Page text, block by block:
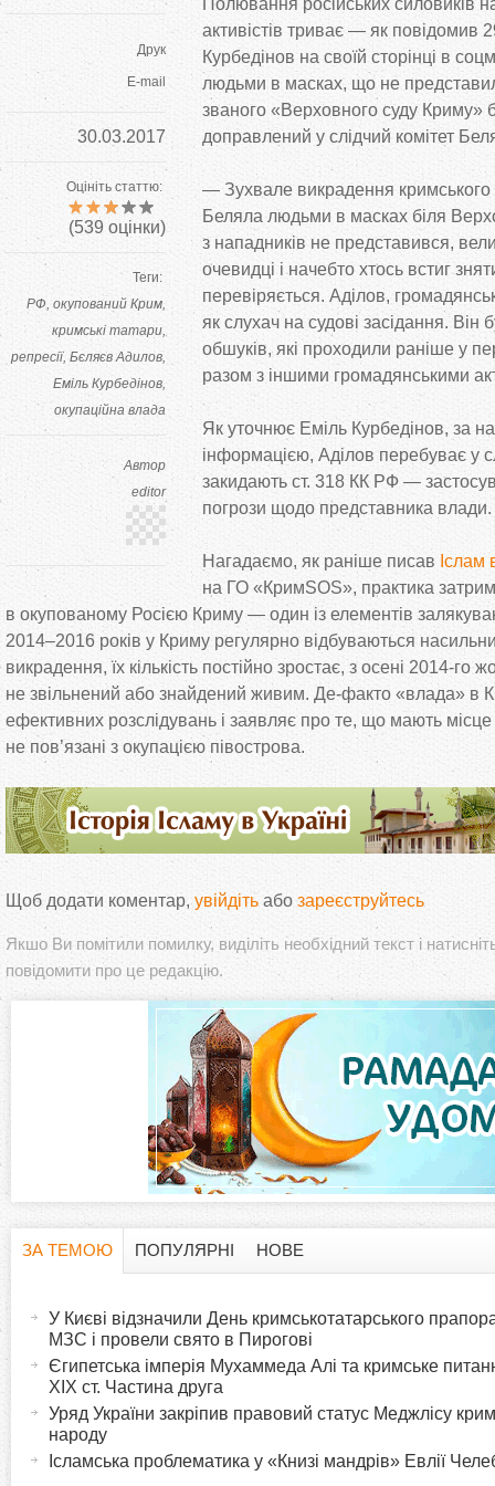
Друк
E-mail
30.03.2017
Оцініть статтю:
(539 оцінки)
Теги:
РФ окупований Крим
кримські татари
репресії Бєляєв Адилов
Еміль Курбедінов
окупаційна влада
Автор
editor
активістів триває — як повідомив
Курбедінов на своїй сторінці в
людьми в масках, що не
званого «Верховного суду Криму»
доправлений у слідчий комітет
— Зухвале викрадення
Беляла людьми в масках біля
з нападників не представився,
очевидці і начебто хтось встиг
перевіряється. Аділов,
як слухач на судові засідання. Він
обшуків, які проходили раніше у
разом з іншими громадянськими
Як уточнює Еміль Курбедінов, за
інформацією, Аділов перебуває у
закидають ст. 318 КК РФ —
погрози щодо представника влади.
Нагадаємо, як раніше писав Іслам
на ГО «КримSOS», практика
в окупованому Росією Криму — один із елементів
2014–2016 років у Криму регулярно відбуваються
викрадення, їх кількість постійно зростає, з осені 2014-го
не звільнений або знайдений живим. Де-факто «влада» в
ефективних розслідувань і заявляє про те, що мають місце
не пов’язані з окупацією півострова.
Щоб додати коментар,увійдіть абозареєструйтесь
Якшо Ви помітили помилку, виділіть необхідний текст і
повідомити про це редакцію.
ЗА ТЕМОЮ
ПОПУЛЯРНІ НОВЕ
У Києві відзначили День кримськотатарського
МЗС і провели свято в Пирогові
Єгипетська імперія Мухаммеда Алі та кримське
XIX ст. Частина друга
Уряд України закріпив правовий статус Меджлісу
народу
Ісламська проблематика у «Книзі мандрів» Евлії